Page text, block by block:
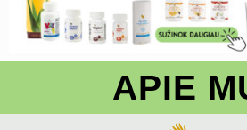
APIE